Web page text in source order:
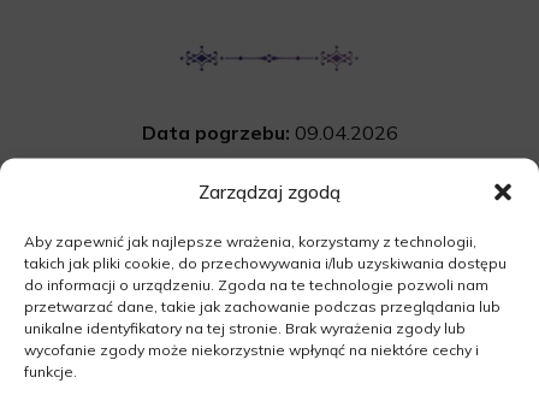
Zarządzaj zgodą
Aby zapewnić jak najlepsze wrażenia, korzystamy z technologii,
takich jak pliki cookie, do przechowywania i/lub uzyskiwania dostępu
do informacji o urządzeniu. Zgoda na te technologie pozwoli nam
przetwarzać dane, takie jak zachowanie podczas przeglądania lub
unikalne identyfikatory na tej stronie. Brak wyrażenia zgody lub
wycofanie zgody może niekorzystnie wpłynąć na niektóre cechy i
funkcje.
Data pogrzebu: 09.04.2026
w Niedźwiedziu
Niedźwiedź 29A, 66-220 Niedźwiedź
Cmentarz:komunalny w Niedźwiedziu
66-220 Niedźwiedź